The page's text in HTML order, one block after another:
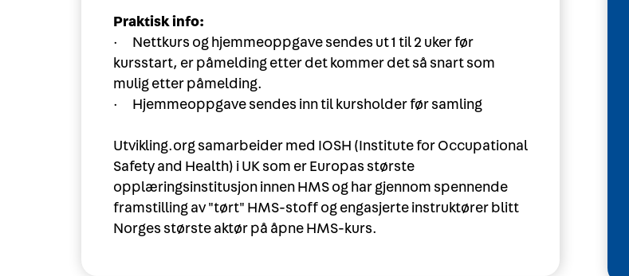
Praktisk info:
· Nettkurs og hjemmeoppgave sendes ut 1 til 2 uker før
kursstart, er påmelding etter det kommer det så snart som
mulig etter påmelding.
· Hjemmeoppgave sendes inn til kursholder før samling
Utvikling.org samarbeider med IOSH (Institute for Occupational
Safety and Health) i UK som er Europas største
opplæringsinstitusjon innen HMS og har gjennom spennende
framstilling av "tørt" HMS-stoff og engasjerte instruktører blitt
Norges største aktør på åpne HMS-kurs.